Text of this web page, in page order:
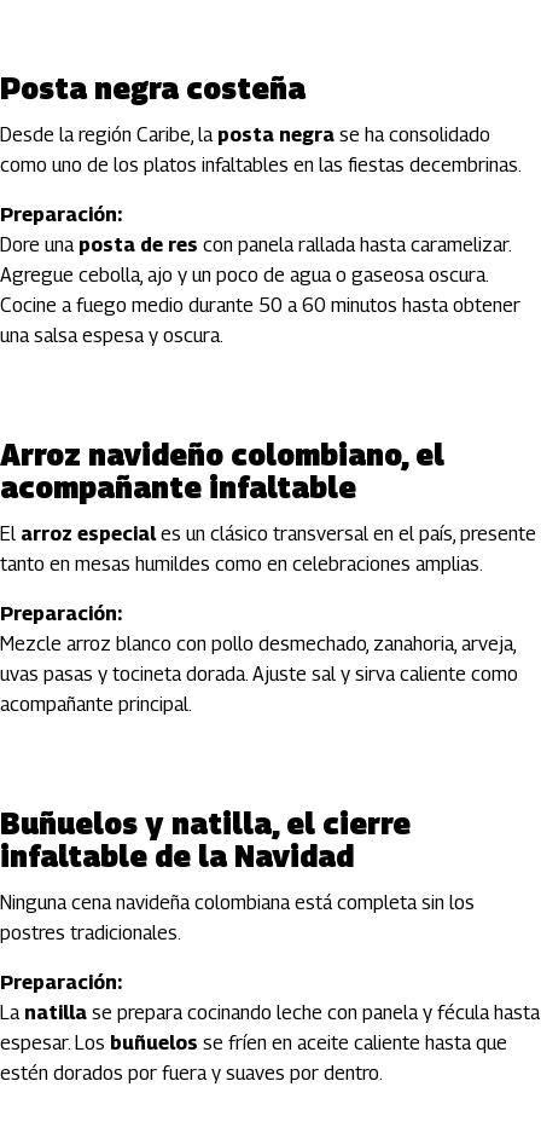
Posta negra costeña
Desde la región Caribe, la posta negra se ha consolidado
como uno de los platos infaltables en las fiestas decembrinas.
Preparación:
Dore una posta de res con panela rallada hasta caramelizar.
Agregue cebolla, ajo y un poco de agua o gaseosa oscura.
Cocine a fuego medio durante 50 a 60 minutos hasta obtener
una salsa espesa y oscura.
Arroz navideño colombiano, el
acompañante infaltable
El arroz especiales un clásico transversal en el país, presente
tanto en mesas humildes como en celebraciones amplias.
Preparación:
Mezcle arroz blanco con pollo desmechado, zanahoria, arveja,
uvas pasas y tocineta dorada. Ajuste sal y sirva caliente como
acompañante principal.
Buñuelos y natilla, el cierre
infaltable de la Navidad
Ninguna cena navideña colombiana está completa sin los
postres tradicionales.
Preparación:
La natilla se prepara cocinando leche con panela y fécula hasta
espesar. Los buñuelos se fríen en aceite caliente hasta que
estén dorados por fuera y suaves por dentro.